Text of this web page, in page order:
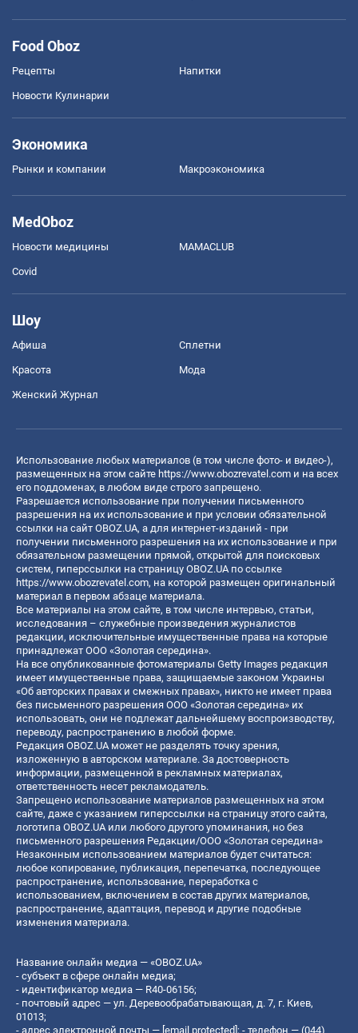
Food Oboz
Рецепты Напитки
Новости Кулинарии
Экономика
Рынки и компании Mакроэкономика
MedOboz
Новости медицины MAMACLUB
Covid
Шоу
Афиша Сплетни
Красота Мода
Женский Журнал
Использование любых материалов (в том числе фото- и видео-),
размещенных на этом сайте https://www.obozrevatel.com и на всех
его поддоменах, в любом виде строго запрещено.
Разрешается использование при получении письменного
разрешения на их использование и при условии обязательной
ссылки на сайт OBOZ.UA, а для интернет-изданий - при
получении письменного разрешения на их использование и при
обязательном размещении прямой, открытой для поисковых
систем, гиперссылки на страницу OBOZ.UA по ссылке
https://www.obozrevatel.com, на которой размещен оригинальный
материал в первом абзаце материала.
Все материалы на этом сайте, в том числе интервью, статьи,
исследования – служебные произведения журналистов
редакции, исключительные имущественные права на которые
принадлежат ООО «Золотая середина».
На все опубликованные фотоматериалы Getty Images редакция
имеет имущественные права, защищаемые законом Украины
«Об авторских правах и смежных правах», никто не имеет права
без письменного разрешения ООО «Золотая середина» их
использовать, они не подлежат дальнейшему воспроизводству,
переводу, распространению в любой форме.
Редакция OBOZ.UA может не разделять точку зрения,
изложенную в авторском материале. За достоверность
информации, размещенной в рекламных материалах,
ответственность несет рекламодатель.
Запрещено использование материалов размещенных на этом
сайте, даже с указанием гиперссылки на страницу этого сайта,
логотипа OBOZ.UA или любого другого упоминания, но без
письменного разрешения Редакции/ООО «Золотая середина»
Незаконным использованием материалов будет считаться:
любое копирование, публикация, перепечатка, последующее
распространение, использование, переработка с
использованием, включением в состав других материалов,
распространение, адаптация, перевод и другие подобные
изменения материала.
Название онлайн медиа — «OBOZ.UA»
- субъект в сфере онлайн медиа;
- идентификатор медиа — R40-06156;
- почтовый адрес — ул. Деревообрабатывающая, д. 7, г. Киев,
01013;
- адрес электронной почты — [email protected]; - телефон — (044)